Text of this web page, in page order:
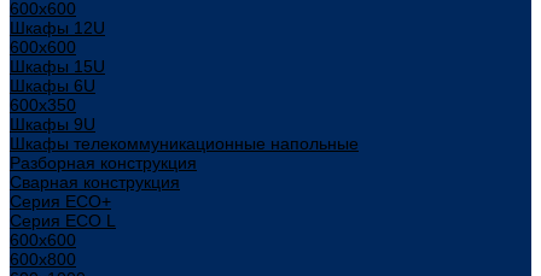
600x600
Шкафы 12U
600x600
Шкафы 15U
Шкафы 6U
600x350
Шкафы 9U
Шкафы телекоммуникационные напольные
Разборная конструкция
Сварная конструкция
Серия ECO+
Серия ECO L
600x600
600x800